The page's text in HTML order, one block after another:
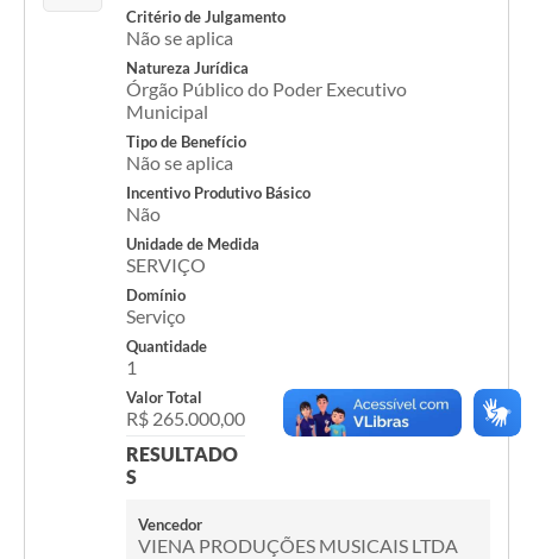
Secretarias
Contas Públicas
Prefeito por um dia
Telefones Úteis
Atendimento Médico
Critério de Julgamento
Não se aplica
Natureza Jurídica
Órgão Público do Poder Executivo
Municipal
Tipo de Benefício
Não se aplica
Incentivo Produtivo Básico
Não
Unidade de Medida
SERVIÇO
Domínio
Serviço
Quantidade
1
Valor Total
R$ 265.000,00
RESULTADO
S
Vencedor
VIENA PRODUÇÕES MUSICAIS LTDA